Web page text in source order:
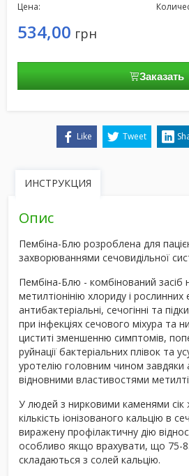
Цена:
534,00 грн
Заказать
Like Tweet
ИНСТРУКЦИЯ
Опис
Пембіна-Блю розроблена для
захворюваннями сечовидільної
Пембіна-Блю - комбінований засіб
метилтіонінію хлориду і рослинних
антибактеріальні, сечогінні та
при інфекціях сечового міхура та
циститі зменшенню симптомів,
руйнації бактеріальних плівок та
уротелію головним чином завдяки
відновними властивостями
У людей з нирковими каменями
кількість іонізованого кальцію в
виражену профілактичну дію
особливо якщо врахувати, що 75-
складаються з солей кальцію.